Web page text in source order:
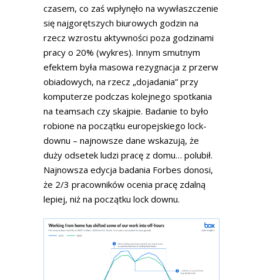
czasem, co zaś wpłynęło na wywłaszczenie
się najgorętszych biurowych godzin na
rzecz wzrostu aktywności poza godzinami
pracy o 20% (wykres). Innym smutnym
efektem była masowa rezygnacja z przerw
obiadowych, na rzecz „dojadania” przy
komputerze podczas kolejnego spotkania
na teamsach czy skajpie. Badanie to było
robione na początku europejskiego lock-
downu – najnowsze dane wskazują, że
duży odsetek ludzi pracę z domu… polubił.
Najnowsza edycja badania Forbes donosi,
że 2/3 pracowników ocenia pracę zdalną
lepiej, niż na początku lock downu.